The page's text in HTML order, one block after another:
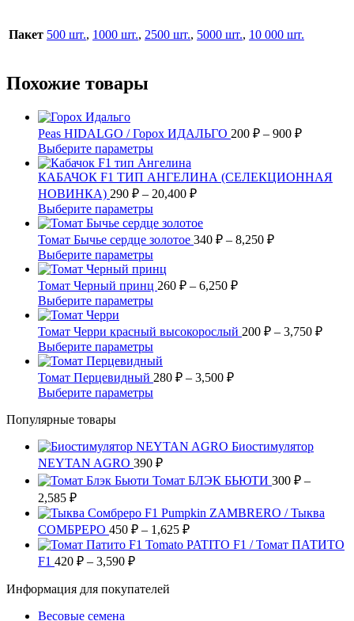
Пакет 500 шт., 1000 шт., 2500 шт., 5000 шт., 10 000 шт.
Похожие товары
Peas HIDALGO / Горох ИДАЛЬГО 200 ₽ – 900 ₽Диапазон
–
Выберите параметрыЭтот
товар
имеет
несколько
вариаций.
Опции
можно
выбрать
на
странице
товара.
КАБАЧОК F1 ТИП АНГЕЛИНА (СЕЛЕКЦИОННАЯ
НОВИНКА) 290 ₽ – 20,400 ₽Диапазон
290 ₽
–
Выберите параметрыЭтот
товар
имеет
несколько
вариаций.
Опции
можно
выбрать
странице
товара.
Томат Бычье сердце золотое 340 ₽ – 8,250 ₽Диапазон
Выберите параметрыЭтот
товар
имеет
несколько
вариаций.
Опции
можно
выбрать
на
странице
товара.
Томат Черный принц 260 ₽ – 6,250 ₽Диапазон
–
Выберите параметрыЭтот
имеет
несколько
вариаций.
Опции
можно
выбрать
товара.
Томат Черри красный высокорослый 200 ₽ – 3,750 ₽
Выберите параметрыЭтот
товар
имеет
несколько
вариаций.
выбрать
на
странице
товара.
Томат Перцевидный 280 ₽ – 3,500 ₽Диапазон
Выберите параметрыЭтот
вариаций.
Опции
можно
на
странице
товара.
Популярные товары
Биостимулятор
NEYTAN AGRO 390 ₽
Томат БЛЭК БЬЮТИ 300 ₽ –
2,585 ₽Диапазон
цен:
300 ₽
–
2,585 ₽
Pumpkin ZAMBRERO / Тыква
СОМБРЕРО 450 ₽ – 1,625 ₽Диапазон
цен:
Tomato PATITO F1 / Томат ПАТИТО
F1 420 ₽ – 3,590 ₽Диапазон
420 ₽
Информация для покупателей
Весовые семена